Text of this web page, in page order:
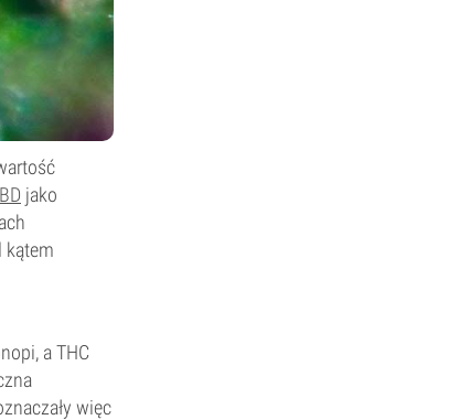
jako
kątem
a THC
więc